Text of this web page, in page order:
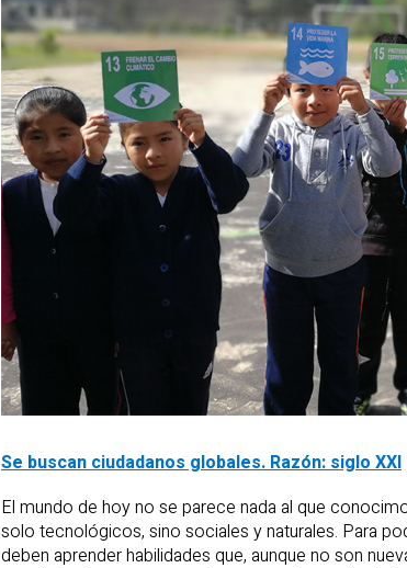
Se buscan ciudadanos globales. Razón: siglo XXI
El mundo de hoy no se parece nada al que
solo tecnológicos, sino sociales y naturales. Para
deben aprender habilidades que, aunque no son